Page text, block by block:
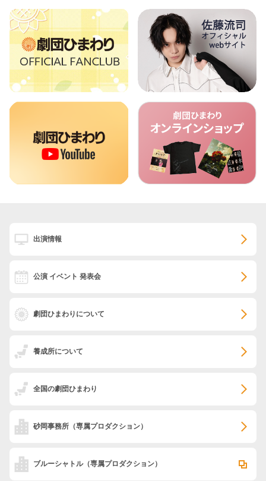
出演情報
公演 イベント 発表会
劇団ひまわりについて
養成所について
全国の劇団ひまわり
砂岡事務所 （専属プロダクション）
ブルーシャトル（専属プロダクション）